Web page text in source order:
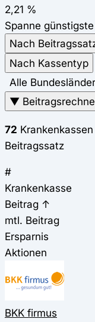
2,21 %
Spanne
Nach
Nach Kassentyp
▼
72
Beitragssatz
#
Krankenkasse
Beitrag ↑
mtl. Beitrag
Ersparnis
Aktionen
BKK firmus